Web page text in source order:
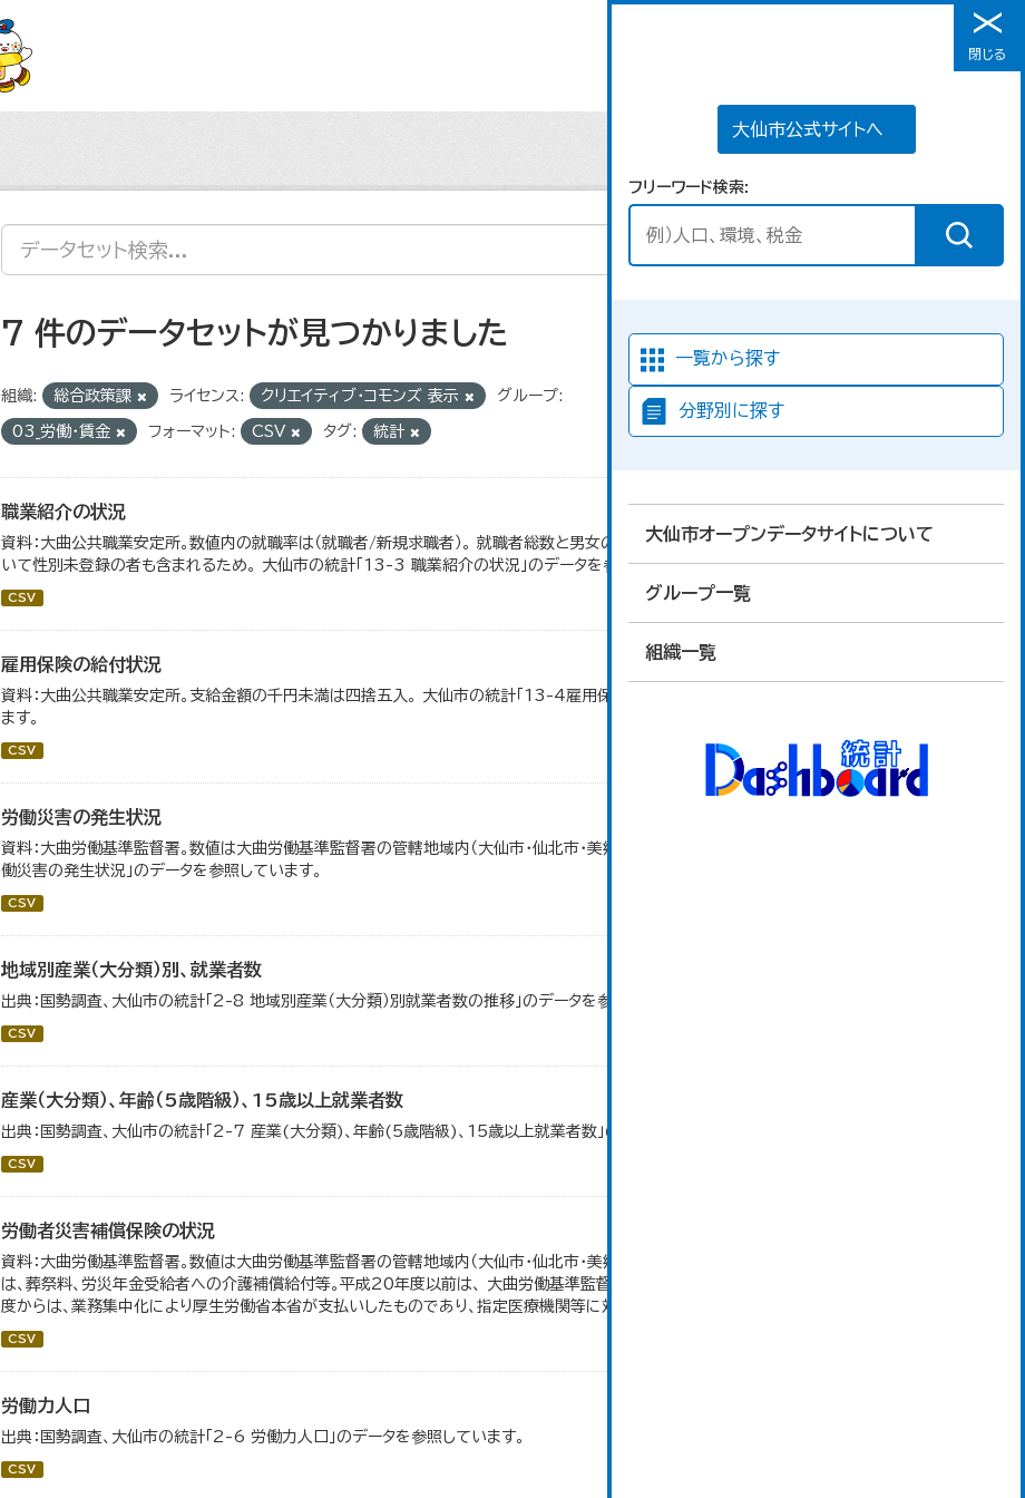
メニュー
大仙市公式サイトへ
フリーワード検索
一覧から探す
分野別に探す
大仙市オープンデータサイトについて
グループ一覧
組織一覧
閉じる
7 件のデータセットが見つかりました
組織: 総合政策課 ライセンス: クリエイティブ・コモンズ 表示 グループ:
03_労働・賃金 フォーマット: CSV タグ: 統計
職業紹介の状況
資料：大曲公共職業安定所。数値内の就職率は（就職者/新規求職者）。 就職者総数と男女の合計が一致しないのは、求職登録にお
いて性別未登録の者も含まれるため。 大仙市の統計「13-3 職業紹介の状況」のデータを参照しています。
CSV
雇用保険の給付状況
資料：大曲公共職業安定所。支給金額の千円未満は四捨五入。 大仙市の統計「13-4雇用保険の給付状況」のデータを参照してい
ます。
CSV
労働災害の発生状況
資料：大曲労働基準監督署。数値は大曲労働基準監督署の管轄地域内（大仙市・仙北市・美郷町）の合計。 大仙市の統計「13-1 労
働災害の発生状況」のデータを参照しています。
CSV
地域別産業（大分類）別、就業者数
出典：国勢調査、大仙市の統計「2-8 地域別産業（大分類）別就業者数の推移」のデータを参照しています。
CSV
産業（大分類）、年齢（5歳階級）、15歳以上就業者数
出典：国勢調査、大仙市の統計「2-7 産業(大分類)、年齢(5歳階級)、15歳以上就業者数」のデータを参照しています。
CSV
労働者災害補償保険の状況
資料：大曲労働基準監督署。数値は大曲労働基準監督署の管轄地域内（大仙市・仙北市・美郷町）の合計。 保険給付件数のその他欄
は、葬祭料、労災年金受給者への介護補償給付等。平成20年度以前は、 大曲労働基準監督署が支給決定した分のみ。 平成21年
度からは、業務集中化により厚生労働省本省が支払いしたものであり、指定医療機関等に対する診療費給付、...
CSV
労働力人口
出典：国勢調査、大仙市の統計「2-6 労働力人口」のデータを参照しています。
CSV